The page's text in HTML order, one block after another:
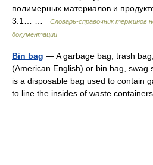
полимерных материалов и
3.1… …
Словарь-справочник терминов
документации
Bin bag — A garbage bag, trash
(American English) or bin bag, swag
is a disposable bag used to contain
to line the insides of waste